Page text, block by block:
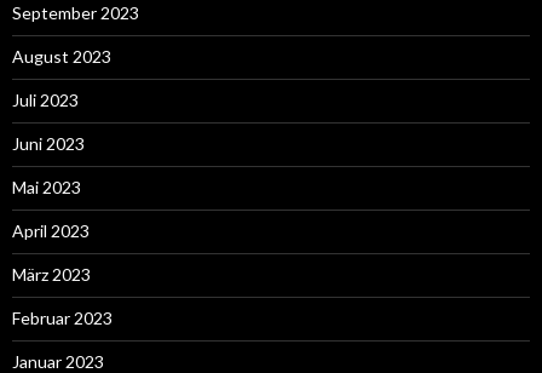
September 2023
August 2023
Juli 2023
Juni 2023
Mai 2023
April 2023
März 2023
Februar 2023
Januar 2023